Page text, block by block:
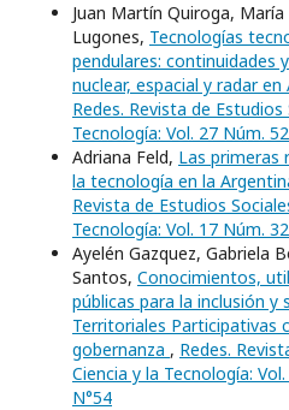
Juan Martín Quiroga,
Lugones, Tecnologías
pendulares: continuidades
nuclear, espacial y radar
Redes. Revista de
Tecnología: Vol. 27 Núm.
Adriana Feld, Las primeras
la tecnología en la
Revista de Estudios
Tecnología: Vol. 17 Núm.
Ayelén Gazquez, Gabriela
Santos, Conocimientos,
públicas para la inclusión y
Territoriales Participativas
gobernanza , Redes.
Ciencia y la Tecnología:
N°54